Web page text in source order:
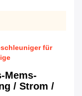
für
Mems-
/ Strom /